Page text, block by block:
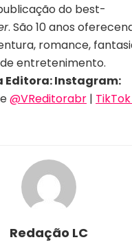
do best-
. São 10 anos
romance,
entretenimento.
Editora: Instagram:
e@VReditorabr | TikTok
Redação LC